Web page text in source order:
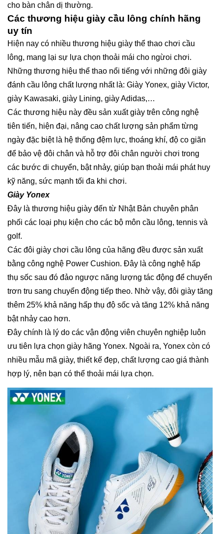
cho bàn chân dị thường.
Các thương hiệu giày cầu lông chính hãng
uy tín
Hiện nay có nhiều thương hiệu giày thể thao chơi cầu
lông, mang lại sự lựa chọn thoải mái cho ngừoi chơi.
Những thương hiệu thể thao nổi tiếng với những đôi giày
đánh cầu lông chất lượng nhất là: Giày Yonex, giày Victor,
giày Kawasaki, giày Lining, giày Adidas,…
Các thương hiệu này đều sản xuất giày trên công nghệ
tiên tiến, hiện đại, nâng cao chất lượng sản phẩm từng
ngày đặc biệt là hệ thống đệm lực, thoáng khí, độ co giãn
để bảo vệ đôi chân và hỗ trợ đôi chân người chơi trong
các bước di chuyển, bật nhảy, giúp bạn thoải mái phát huy
kỹ năng, sức mạnh tối đa khi chơi.
Giày Yonex
Đây là thương hiệu giày đến từ Nhật Bản chuyên phân
phối các loại phụ kiện cho các bộ môn cầu lông, tennis và
golf.
Các đôi giày chơi cầu lông của hãng đều được sản xuất
bằng công nghệ Power Cushion. Đây là công nghệ hấp
thụ sốc sau đó đảo ngược năng lượng tác động để chuyển
trơn tru sang chuyển động tiếp theo. Nhờ vậy, đôi giày tăng
thêm 25% khả năng hấp thụ độ sốc và tăng 12% khả năng
bật nhảy cao hơn.
Đây chính là lý do các vận động viên chuyên nghiệp luôn
ưu tiên lựa chọn giày hãng Yonex. Ngoài ra, Yonex còn có
nhiều mẫu mã giày, thiết kế đẹp, chất lượng cao giá thành
hợp lý, nên bạn có thể thoải mái lựa chọn.